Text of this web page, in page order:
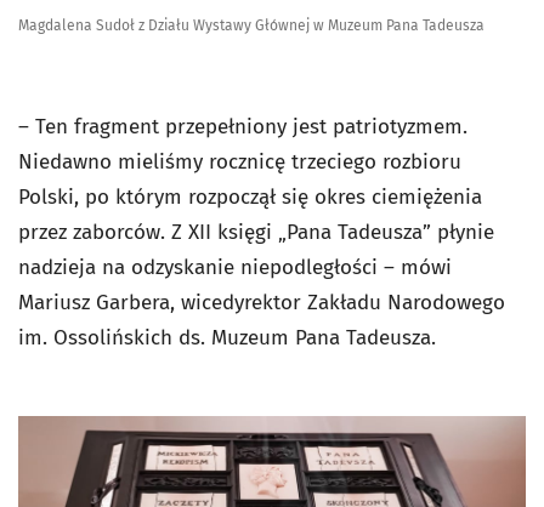
Magdalena Sudoł z Działu Wystawy Głównej w Muzeum Pana Tadeusza
– Ten fragment przepełniony jest patriotyzmem.
Niedawno mieliśmy rocznicę trzeciego rozbioru
Polski, po którym rozpoczął się okres ciemiężenia
przez zaborców. Z XII księgi „Pana Tadeusza” płynie
nadzieja na odzyskanie niepodległości – mówi
Mariusz Garbera, wicedyrektor Zakładu Narodowego
im. Ossolińskich ds. Muzeum Pana Tadeusza.